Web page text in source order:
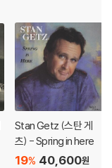
Stan Getz (스탄 게
츠) - Spring in here
40,600원
19%